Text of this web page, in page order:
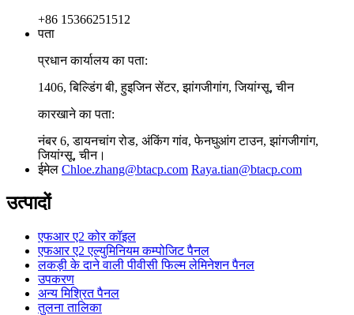
+86 15366251512
पता
प्रधान कार्यालय का पता:
1406, बिल्डिंग बी, हुइजिन सेंटर, झांगजीगांग, जियांग्सू, चीन
कारखाने का पता:
नंबर 6, डायनचांग रोड, अंकिंग गांव, फेनघुआंग टाउन, झांगजीगांग,
जियांग्सू, चीन।
ईमेल Chloe.zhang@btacp.com Raya.tian@btacp.com
उत्पादों
एफआर ए2 कोर कॉइल
एफआर ए2 एल्युमिनियम कम्पोजिट पैनल
लकड़ी के दाने वाली पीवीसी फिल्म लेमिनेशन पैनल
उपकरण
अन्य मिश्रित पैनल
तुलना तालिका